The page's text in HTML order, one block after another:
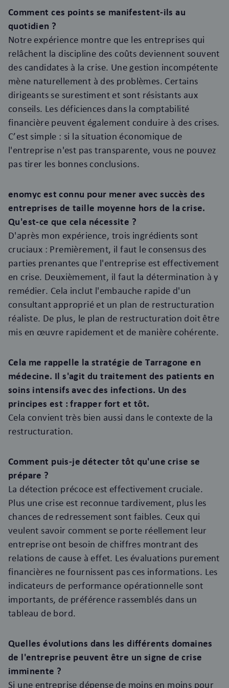
Comment ces points se manifestent-ils au
quotidien ?
Notre expérience montre que les entreprises qui
relâchent la discipline des coûts deviennent souvent
des candidates à la crise. Une gestion incompétente
mène naturellement à des problèmes. Certains
dirigeants se surestiment et sont résistants aux
conseils. Les déficiences dans la comptabilité
financière peuvent également conduire à des crises.
C’est simple : si la situation économique de
l'entreprise n'est pas transparente, vous ne pouvez
pas tirer les bonnes conclusions.
enomyc est connu pour mener avec succès des
entreprises de taille moyenne hors de la crise.
Qu'est-ce que cela nécessite ?
D'après mon expérience, trois ingrédients sont
cruciaux : Premièrement, il faut le consensus des
parties prenantes que l'entreprise est effectivement
en crise. Deuxièmement, il faut la détermination à y
remédier. Cela inclut l'embauche rapide d'un
consultant approprié et un plan de restructuration
réaliste. De plus, le plan de restructuration doit être
mis en œuvre rapidement et de manière cohérente.
Cela me rappelle la stratégie de Tarragone en
médecine. Il s'agit du traitement des patients en
soins intensifs avec des infections. Un des
principes est : frapper fort et tôt.
Cela convient très bien aussi dans le contexte de la
restructuration.
Comment puis-je détecter tôt qu'une crise se
prépare ?
La détection précoce est effectivement cruciale.
Plus une crise est reconnue tardivement, plus les
chances de redressement sont faibles. Ceux qui
veulent savoir comment se porte réellement leur
entreprise ont besoin de chiffres montrant des
relations de cause à effet. Les évaluations purement
financières ne fournissent pas ces informations. Les
indicateurs de performance opérationnelle sont
importants, de préférence rassemblés dans un
tableau de bord.
Quelles évolutions dans les différents domaines
de l'entreprise peuvent être un signe de crise
imminente ?
Si une entreprise dépense de moins en moins pour